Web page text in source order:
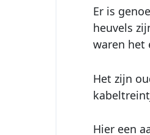
Er is
heuvels
waren het
Het zijn
Hier een